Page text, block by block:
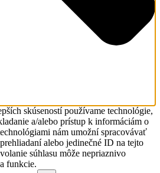
skúseností používame technológie,
a/alebo prístup k informáciám o
nám umožní spracovávať
alebo jedinečné ID na tejto
súhlasu môže nepriaznivo
funkcie.